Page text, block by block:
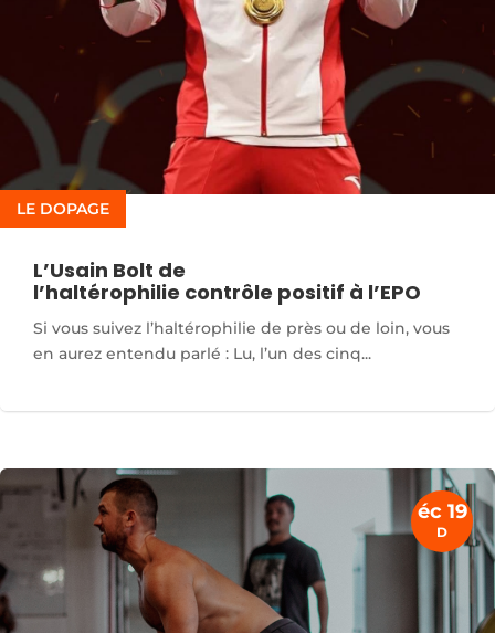
L’Usain Bolt de
l’haltérophilie contrôle positif à l’EPO
LE DOPAGE
Si vous suivez l’haltérophilie de près ou de loin, vous
en aurez entendu parlé : Lu, l’un des cinq...
éc 19
D